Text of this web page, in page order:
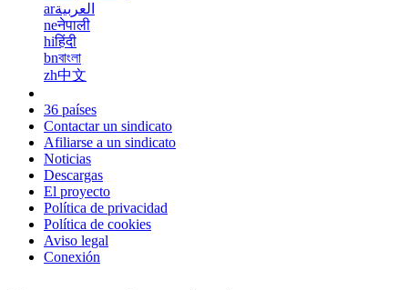
arالعربية
neनेपाली
hiहिंदी
bnবাংলা
zh中文
36 países
Contactar un sindicato
Afiliarse a un sindicato
Noticias
Descargas
El proyecto
Política de privacidad
Política de cookies
Aviso legal
Conexión